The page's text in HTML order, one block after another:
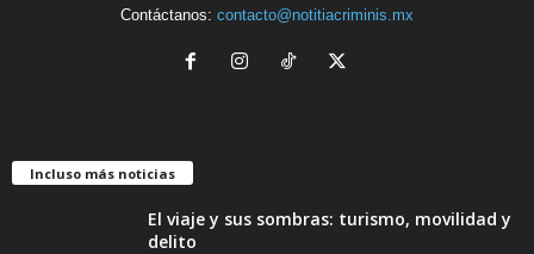
Contáctanos: contacto@notitiacriminis.mx
Incluso más noticias
El viaje y sus sombras: turismo, movilidad y
delito